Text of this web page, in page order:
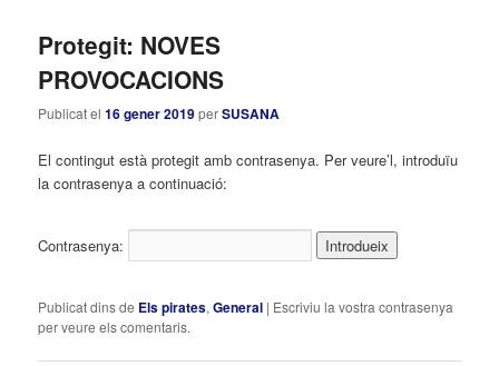
Protegit: NOVES
PROVOCACIONS
Publicat el16 gener 2019perSUSANA
El contingut està protegit amb contrasenya. Per veure’l, introduïu
la contrasenya a continuació:
Contrasenya:
Publicat dins de Els pirates,General | Escriviu la vostra contrasenya
per veure els comentaris.